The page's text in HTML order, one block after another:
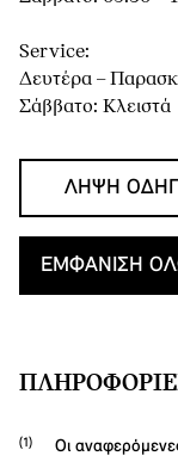
Service:
Δευτέρα –
Σάββατο: Κλειστά
ΛΉΨΗ
ΕΜΦΆΝΙΣΗ
Οι